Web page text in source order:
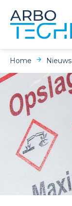
Home Nieuws